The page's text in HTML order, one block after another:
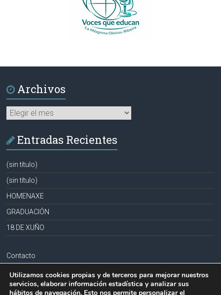
Archivos
Archivos
Entradas Recientes
(sin título)
(sin título)
HOMENAXE
GRADUACIÓN
18 DE XUÑO
Contacto
Aviso legal
Política de privacidad
Utilizamos cookies propias y de terceros para mejorar nuestros
servicios, elaborar información estadística y analizar sus
hábitos de navegación. Esto nos permite personalizar el